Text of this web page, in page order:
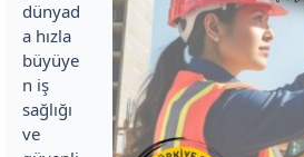
dünyad
a hızla
büyüye
n iş
sağlığı
ve